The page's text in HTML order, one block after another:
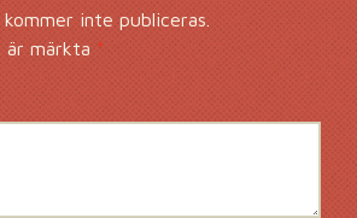
inte publiceras.
är märkta*